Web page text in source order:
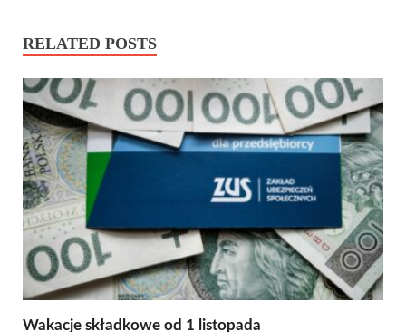
RELATED POSTS
Wakacje składkowe od 1 listopada